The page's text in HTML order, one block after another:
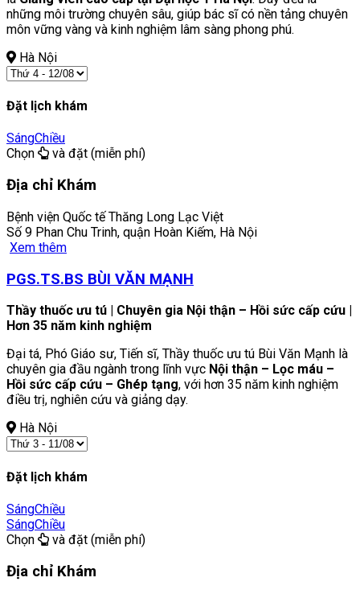
những môi trường chuyên sâu, giúp bác sĩ có nền tảng chuyên
môn vững vàng và kinh nghiệm lâm sàng phong phú.
Hà Nội
Đặt lịch khám
SángChiều
Chọn
và đặt (miễn phí)
Địa chỉ Khám
Bệnh viện Quốc tế Thăng Long Lạc Việt
Số 9 Phan Chu Trinh, quận Hoàn Kiếm, Hà Nội
Xem thêm
PGS.TS.BS BÙI VĂN MẠNH
Thầy thuốc ưu tú | Chuyên gia Nội thận – Hồi sức cấp cứu |
Hơn 35 năm kinh nghiệm
Đại tá, Phó Giáo sư, Tiến sĩ, Thầy thuốc ưu tú Bùi Văn Mạnh là
chuyên gia đầu ngành trong lĩnh vực Nội thận – Lọc máu –
Hồi sức cấp cứu – Ghép tạng, với hơn 35 năm kinh nghiệm
điều trị, nghiên cứu và giảng dạy.
Hà Nội
Đặt lịch khám
SángChiều
SángChiều
Chọn
và đặt (miễn phí)
Địa chỉ Khám